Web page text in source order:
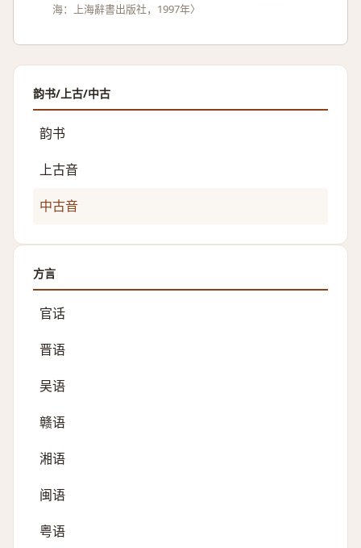
海：上海辭書出版社，1997年〉
韵书/上古/中古
韵书
上古音
中古音
方言
官话
晋语
吴语
赣语
湘语
闽语
粤语